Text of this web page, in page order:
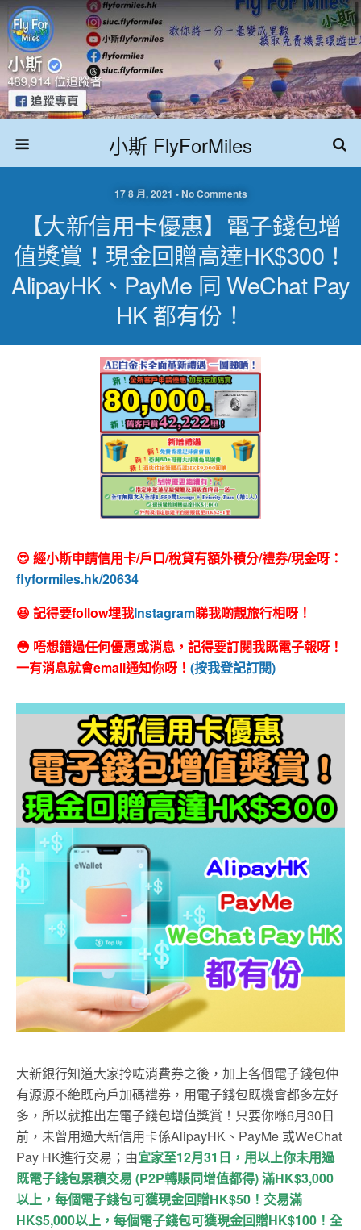
小斯 FlyForMiles
17 8 月, 2021 • No Comments
【大新信用卡優惠】電子錢包增
值獎賞！現金回贈高達HK$300！
AlipayHK、PayMe 同 WeChat Pay
HK 都有份！
😍 經小斯申請信用卡/戶口/稅貸有額外積分/禮券/現金呀：
flyformiles.hk/20634
😆 記得要follow埋我Instagram睇我啲靚旅行相呀！
😳 唔想錯過任何優惠或消息，記得要訂閱我既電子報呀！
一有消息就會email通知你呀！ (按我登記訂閱)
大新銀行知道大家拎咗消費券之後，加上各個電子錢包仲
有源源不絶既商戶加碼禮券，用電子錢包既機會都多左好
多，所以就推出左電子錢包增值獎賞！只要你喺6月30日
前，未曾用過大新信用卡係AlipayHK、PayMe 或WeChat
Pay HK進行交易；由宜家至12月31 日，用以上你未用過
既電子錢包累積交易 (P2P轉賬同增值都得)滿HK$3,000
以上， 每個電子錢包可獲現金回贈HK$50 ！交易滿
HK$5,000以上， 每個電子錢包可獲現金回贈HK$100 ！全